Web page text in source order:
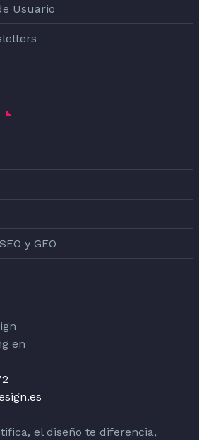
Usuario
y GEO
el diseño te diferencia,